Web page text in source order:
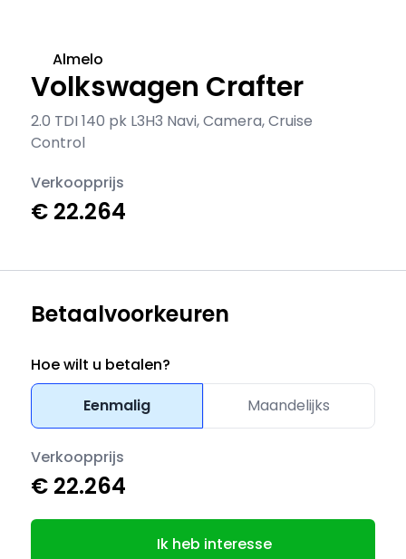
Volkswagen Crafter
2.0 TDI 140 pk L3H3 Navi, Camera, Cruise
Control
Almelo
Verkoopprijs
€ 22.264
Betaalvoorkeuren
Hoe wilt u betalen?
Eenmalig
Maandelijks
Verkoopprijs
€ 22.264
Ik heb interesse